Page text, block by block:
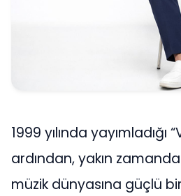
1999 yılında
ardından, yakın
müzik dünyasına güçlü